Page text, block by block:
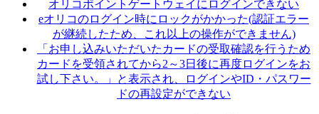
オリコポイントゲートウェイにログインできない
eオリコのログイン時にロックがかかった(認証エラー
が継続したため、これ以上の操作ができません)
「お申し込みいただいたカードの受取確認を行うため
カードを受領されてから2～3日後に再度ログインをお
試し下さい。」と表示され、ログインやID・パスワー
ドの再設定ができない